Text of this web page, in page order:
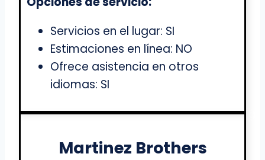
Servicios en el lugar: SI
Estimaciones en línea: NO
Ofrece asistencia en otros
idiomas: SI
Martinez Brothers